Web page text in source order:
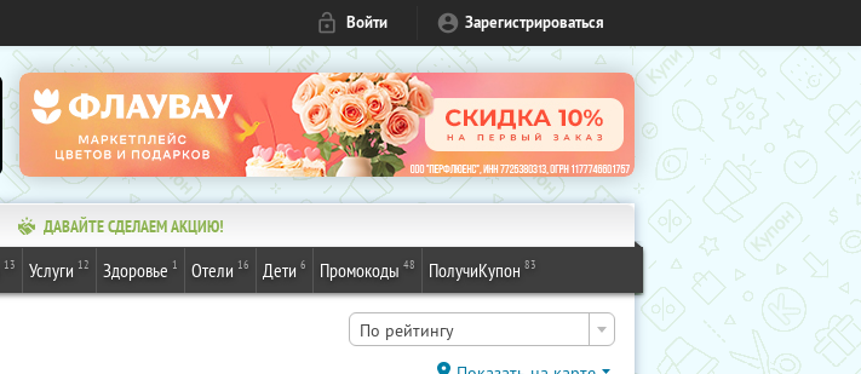
Войти Зарегистрироваться
ДАВАЙТЕ СДЕЛАЕМ АКЦИЮ!
13 Услуги 12 Здоровье 1 Отели 16 Дети 6 Промокоды 48 ПолучиКупон 83
По рейтингу